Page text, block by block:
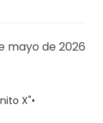
mayo de 2026
X"•